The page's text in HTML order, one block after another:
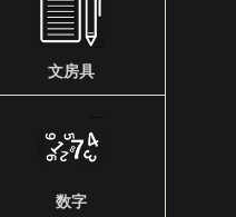
文房具
数字